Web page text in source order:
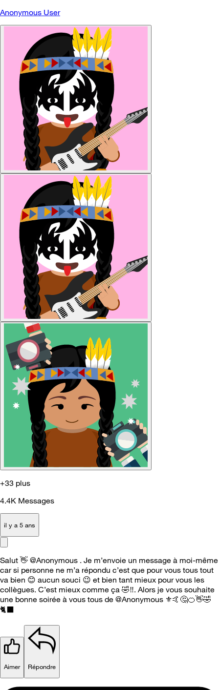
Anonymous User
+33 plus
4.4K Messages
il y a 5 ans
Salut 👋 @Anonymous . Je m’envoie un message à moi-même
car si personne ne m’a répondu c’est que pour vous tous tout
va bien 😊 aucun souci 😉 et bien tant mieux pour vous les
collègues. C’est mieux comme ça 🤣‼️. Alors je vous souhaite
une bonne soirée à vous tous de @Anonymous ⚜️🤙 🤔🍊👋🤣
🐈
Aimer Répondre